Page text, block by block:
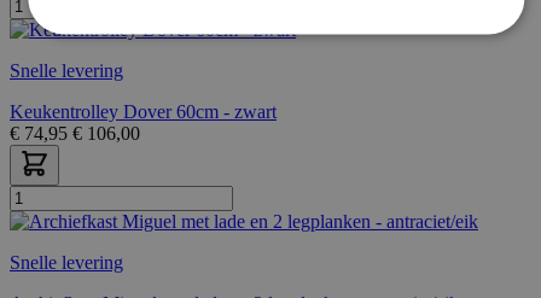
Snelle levering
Keukentrolley Dover 60cm - zwart
€ 74,95 € 106,00
Snelle levering